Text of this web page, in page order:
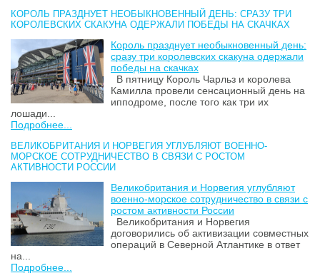
КОРОЛЬ ПРАЗДНУЕТ НЕОБЫКНОВЕННЫЙ ДЕНЬ: СРАЗУ ТРИ
КОРОЛЕВСКИХ СКАКУНА ОДЕРЖАЛИ ПОБЕДЫ НА СКАЧКАХ
Король празднует необыкновенный день:
сразу три королевских скакуна одержали
победы на скачках
В пятницу Король Чарльз и королева
Камилла провели сенсационный день на
ипподроме, после того как три их
лошади...
Подробнее...
ВЕЛИКОБРИТАНИЯ И НОРВЕГИЯ УГЛУБЛЯЮТ ВОЕННО-
МОРСКОЕ СОТРУДНИЧЕСТВО В СВЯЗИ С РОСТОМ
АКТИВНОСТИ РОССИИ
Великобритания и Норвегия углубляют
военно-морское сотрудничество в связи с
ростом активности России
Великобритания и Норвегия
договорились об активизации совместных
операций в Северной Атлантике в ответ
на...
Подробнее...